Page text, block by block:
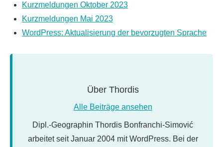
Kurzmeldungen Oktober 2023
Kurzmeldungen Mai 2023
WordPress: Aktualisierung der bevorzugten Sprache
Über Thordis
Alle Beiträge ansehen
Dipl.-Geographin Thordis Bonfranchi-Simović
arbeitet seit Januar 2004 mit WordPress. Bei der